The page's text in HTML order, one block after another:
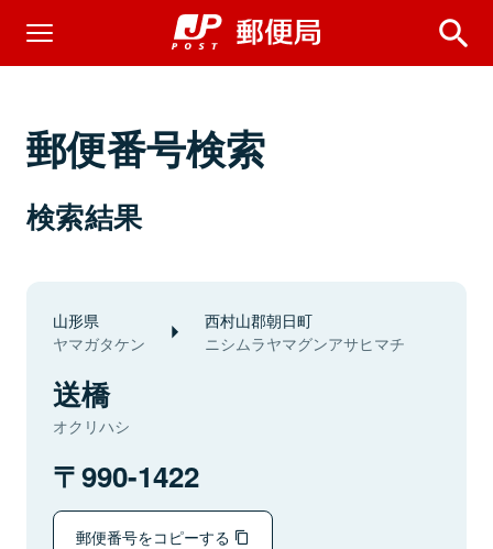
郵便番号検索
検索結果
山形県
ヤマガタケン
西村山郡朝日町
ニシムラヤマグンアサヒマチ
送橋
オクリハシ
990-1422
郵便番号をコピーする